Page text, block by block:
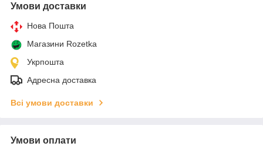
Умови доставки
Нова Пошта
Магазини Rozetka
Укрпошта
Адресна доставка
Всі умови доставки
Умови оплати